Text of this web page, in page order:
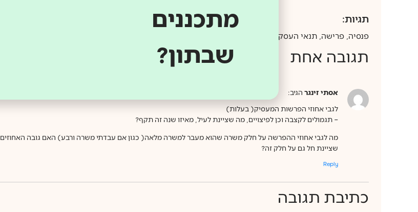
תגיות:
פנסיה פרישה תנאי העסקה
תגובה אחת
אסתי זינגר הגיב:
לגבי אחוזי הפרשות המעסיק( בעלות)
– תגמולים לקצבה וכן לפיצויים, מה שציינת לעיל, מאיזו שנה זה תקף?
מה לגבי אחוזי ההפרשה על חלק משרה שהוא מעבר למשרה מלאה( כגון אם עבדתי משרה ורבע) האם גובה האחוזים
שציינת חל גם על חלק זה?
Reply
כתיבת תגובה
מתכננים
שבתון?